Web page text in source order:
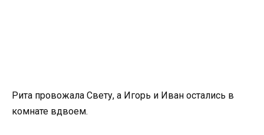
Рита провожала Свету, а Игорь и Иван остались в
комнате вдвоем.